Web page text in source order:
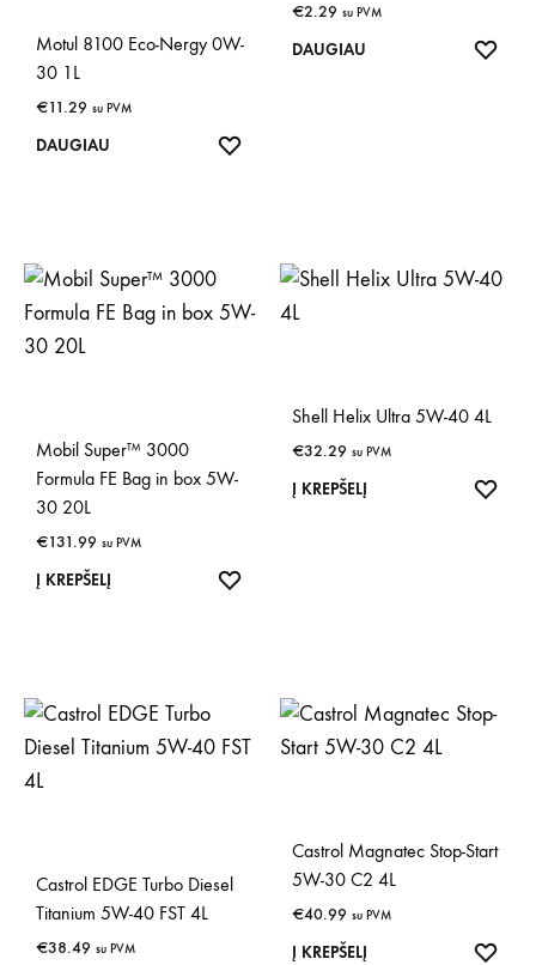
Motul 8100 Eco-Nergy 0W-
30 1L
€11.29 su PVM
DAUGIAU
€2.29 su PVM
DAUGIAU
Mobil Super™ 3000
Formula FE Bag in box 5W-
30 20L
€131.99 su PVM
Į KREPŠELĮ
Shell Helix Ultra 5W-40 4L
€32.29 su PVM
Į KREPŠELĮ
Castrol EDGE Turbo Diesel
Titanium 5W-40 FST 4L
€38.49 su PVM
Castrol Magnatec Stop-Start
5W-30 C2 4L
€40.99 su PVM
Į KREPŠELĮ